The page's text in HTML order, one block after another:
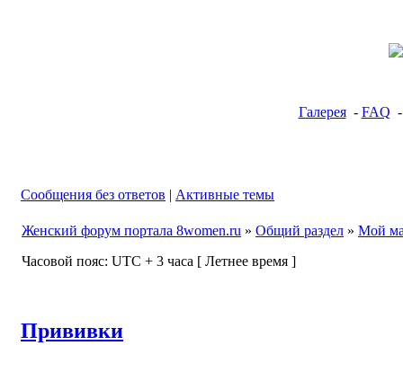
Галерея- FAQ
Сообщения без ответов | Активные темы
Женский форум портала 8women.ru » Общий раздел » Мой
Часовой пояс: UTC + 3 часа [ Летнее время ]
Прививки